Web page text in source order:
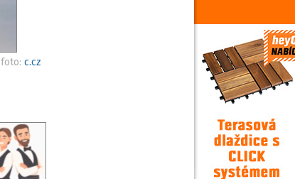
foto: c.cz